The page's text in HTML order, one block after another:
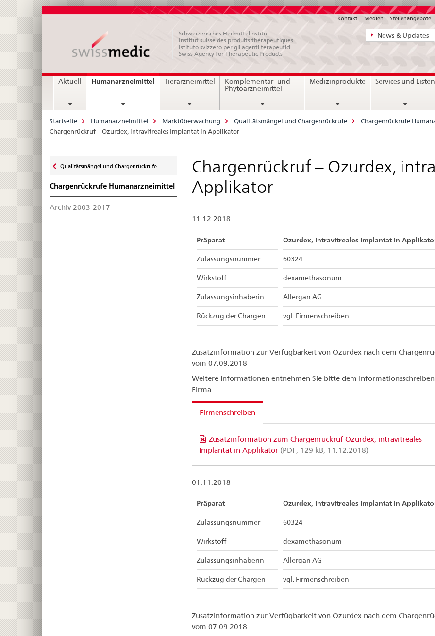
News,
Kontakt
News & Updates
Kontakt Medien Stellenangebote
Schweizerisches Heilmittelinstitut
Institut suisse des produits thérapeutiques
Istituto svizzero per gli agenti terapeutici
Swiss Agency for Therapeutic Products
Hauptnavigation
Aktuell Humanarzneimittel current
Tierarzneimittel
Komplementär- und
Phytoarzneimittel
Medizinprodukte Services und Listen
Breadcrumb
Startseite Humanarzneimittel Marktüberwachung Qualitätsmängel und Chargenrückrufe
Chargenrückrufe
Chargenrückruf – Ozurdex, intravitreales Implantat in Applikator
zu
Qualitätsmängel und Chargenrückrufe
Chargenrückrufe Humanarzneimittel
Archiv 2003-2017
Chargenrückruf – Ozurdex,
Applikator
11.12.2018
Präparat Ozurdex, intravitreales Implantat in
Zulassungsnummer 60324
Wirkstoff dexamethasonum
Zulassungsinhaberin Allergan AG
Rückzug der Chargen vgl. Firmenschreiben
Zusatzinformation zur Verfügbarkeit von Ozurdex nach dem
vom 07.09.2018
Weitere Informationen entnehmen Sie bitte dem
Firma.
Firmenschreiben
Zusatzinformation zum Chargenrückruf Ozurdex, intravitreales
Implantat in Applikator(PDF, 129 kB, 11.12.2018)
01.11.2018
Präparat Ozurdex, intravitreales Implantat in
Zulassungsnummer 60324
Wirkstoff dexamethasonum
Zulassungsinhaberin Allergan AG
Rückzug der Chargen vgl. Firmenschreiben
Zusatzinformation zur Verfügbarkeit von Ozurdex nach dem
vom 07.09.2018